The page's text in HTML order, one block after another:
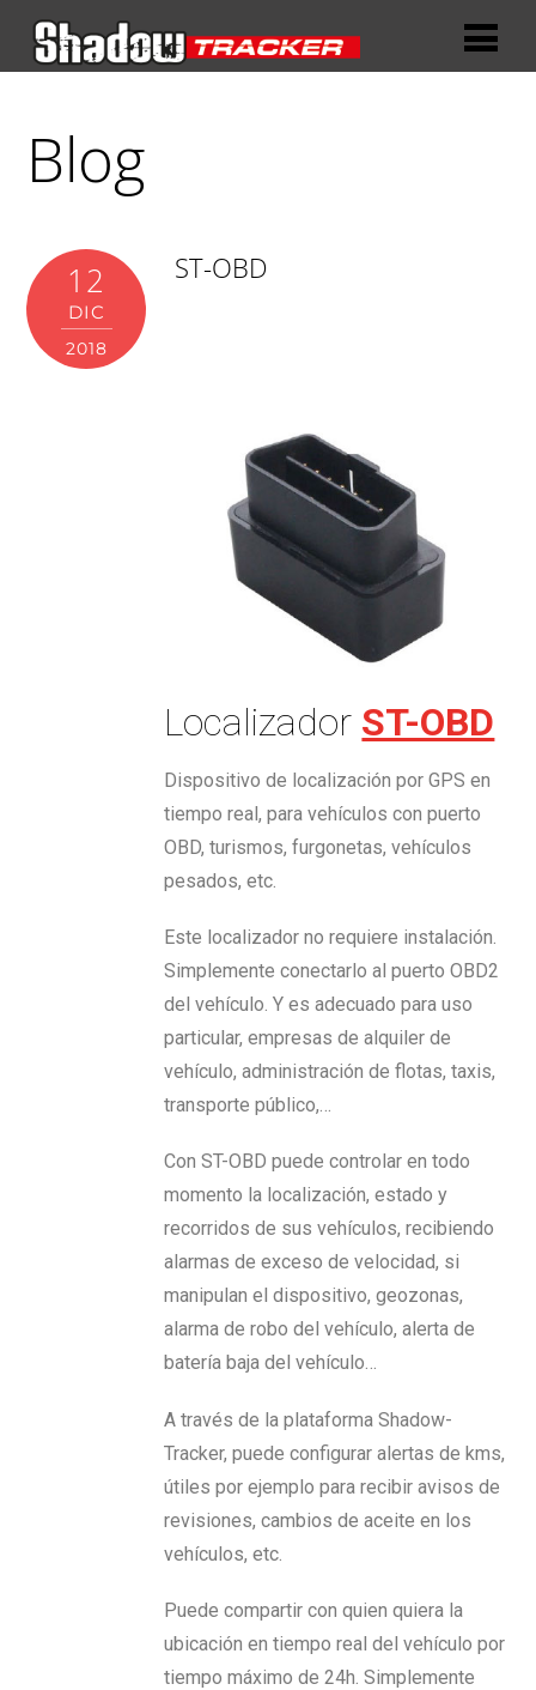
Blog
12
DIC
2018
ST-OBD
Localizador ST-OBD
Dispositivo de localización por GPS en
tiempo real, para vehículos con puerto
OBD, turismos, furgonetas, vehículos
pesados, etc.
Este localizador no requiere instalación.
Simplemente conectarlo al puerto OBD2
del vehículo. Y es adecuado para uso
particular, empresas de alquiler de
vehículo, administración de flotas, taxis,
transporte público,…
Con ST-OBD puede controlar en todo
momento la localización, estado y
recorridos de sus vehículos, recibiendo
alarmas de exceso de velocidad, si
manipulan el dispositivo, geozonas,
alarma de robo del vehículo, alerta de
batería baja del vehículo…
A través de la plataforma Shadow-
Tracker, puede configurar alertas de kms,
útiles por ejemplo para recibir avisos de
revisiones, cambios de aceite en los
vehículos, etc.
Puede compartir con quien quiera la
ubicación en tiempo real del vehículo por
tiempo máximo de 24h. Simplemente